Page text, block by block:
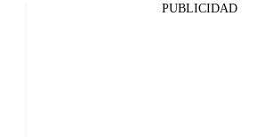
PUBLICIDAD